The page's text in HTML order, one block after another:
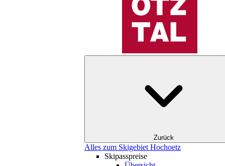
Zurück
Alles zum Skigebiet Hochoetz
Skipasspreise